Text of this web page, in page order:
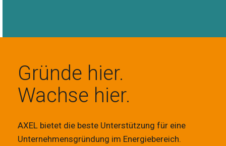
Gründe hier.
Wachse hier.
AXEL bietet die beste Unterstützung für eine
Unternehmensgründung im Energiebereich.